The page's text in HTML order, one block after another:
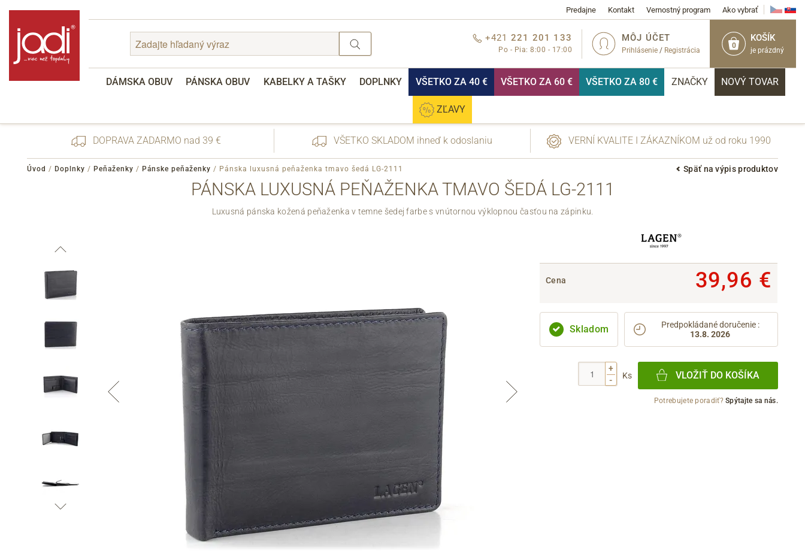
Predajne Kontakt Vernostný program Ako vybrať
0
KOŠÍK
je prázdný
MÔJ ÚČET
Prihlásenie / Registrácia
+421 221 201 133
Po - Pia: 8:00 - 17:00
DÁMSKA OBUV PÁNSKA OBUV KABELKY A TAŠKY DOPLNKY VŠETKO ZA 40 € VŠETKO ZA 60 € VŠETKO ZA 80 € ZNAČKY NOVÝ TOVAR
ZĽAVY
zpracování osobních údajů
DOPRAVA ZADARMO nad 39 € VŠETKO SKLADOM ihneď k odoslaniu VERNÍ KVALITE I ZÁKAZNÍKOM už od roku 1990
Späť na výpis produktov
Úvod / Doplnky / Peňaženky / Pánske peňaženky / Pánska luxusná peňaženka tmavo šedá LG-2111
PÁNSKA LUXUSNÁ PEŇAŽENKA TMAVO ŠEDÁ LG-2111
Luxusná pánska kožená peňaženka v temne šedej farbe s vnútornou výklopnou časťou na zápinku.
Cena 39,96 €
Skladom Predpokládané doručenie :
13.8. 2026
+
-
Ks VLOŽIŤ DO KOŠÍKA
Potrebujete poradiť?Spýtajte sa nás.